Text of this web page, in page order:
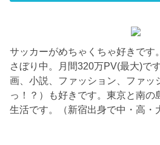
サッカーがめちゃくちゃ好きです
さぼり中。月間320万PV(最大)で
画、小説、ファッション、ファッ
っ！？）も好きです。東京と南の
生活です。（新宿出身で中・高・